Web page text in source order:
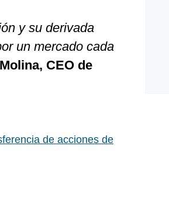
y su derivada
un mercado cada
CEO de
de acciones de